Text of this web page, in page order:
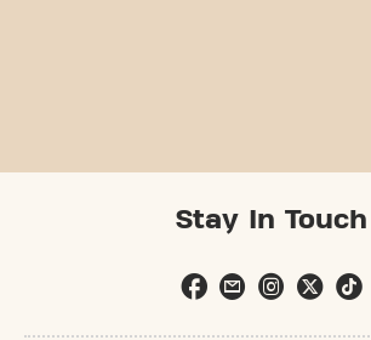
Stay In Touch